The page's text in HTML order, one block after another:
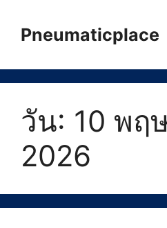
contentPneumaticplace
วัน: 10 พฤ
2026